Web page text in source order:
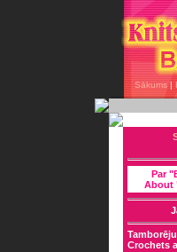
Sākums|
Par
About
Crochets